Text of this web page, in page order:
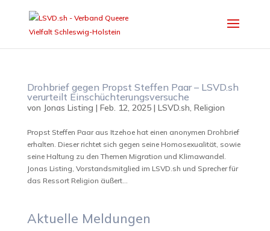
Drohbrief gegen Propst Steffen Paar – LSVD.sh
verurteilt Einschüchterungsversuche
von Jonas Listing | Feb. 12, 2025| LSVD.sh, Religion
Propst Steffen Paar aus Itzehoe hat einen anonymen Drohbrief
erhalten. Dieser richtet sich gegen seine Homosexualität, sowie
seine Haltung zu den Themen Migration und Klimawandel.
Jonas Listing, Vorstandsmitglied im LSVD.sh und Sprecher für
das Ressort Religion äußert...
Aktuelle Meldungen